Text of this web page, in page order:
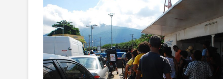
para
no
“Verão
Agita
Mais
Ilhabela”